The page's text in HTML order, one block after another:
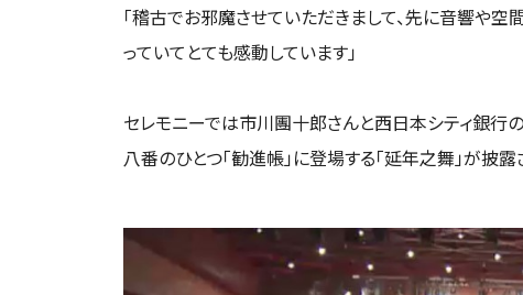
「稽古でお邪魔させていただきまして、先に音響や
っていてとても感動しています」
セレモニーでは市川團十郎さんと西日本シティ銀行
八番のひとつ「勧進帳」に登場する「延年之舞」が披露